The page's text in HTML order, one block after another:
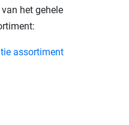
het gehele
assortiment